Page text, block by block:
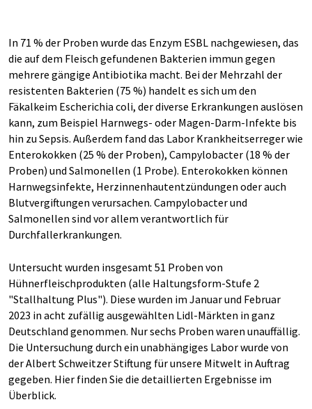
In 71 % der Proben wurde das Enzym ESBL nachgewiesen, das
die auf dem Fleisch gefundenen Bakterien immun gegen
mehrere gängige Antibiotika macht. Bei der Mehrzahl der
resistenten Bakterien (75 %) handelt es sich um den
Fäkalkeim Escherichia coli, der diverse Erkrankungen auslösen
kann, zum Beispiel Harnwegs- oder Magen-Darm-Infekte bis
hin zu Sepsis. Außerdem fand das Labor Krankheitserreger wie
Enterokokken (25 % der Proben), Campylobacter (18 % der
Proben) und Salmonellen (1 Probe). Enterokokken können
Harnwegsinfekte, Herzinnenhautentzündungen oder auch
Blutvergiftungen verursachen. Campylobacter und
Salmonellen sind vor allem verantwortlich für
Durchfallerkrankungen.
Untersucht wurden insgesamt 51 Proben von
Hühnerfleischprodukten (alle Haltungsform-Stufe 2
"Stallhaltung Plus"). Diese wurden im Januar und Februar
2023 in acht zufällig ausgewählten Lidl-Märkten in ganz
Deutschland genommen. Nur sechs Proben waren unauffällig.
Die Untersuchung durch ein unabhängiges Labor wurde von
der Albert Schweitzer Stiftung für unsere Mitwelt in Auftrag
gegeben. Hier finden Sie die detaillierten Ergebnisse im
Überblick.